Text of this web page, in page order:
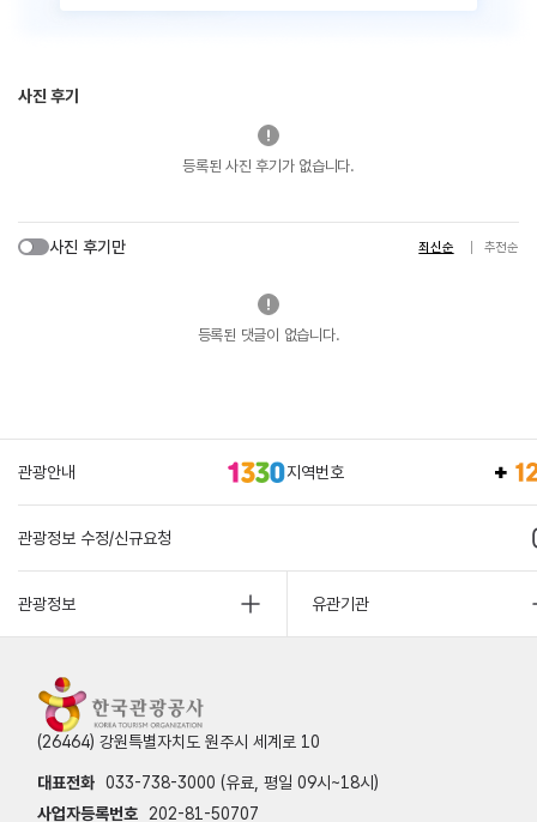
사진 후기
등록된 사진 후기가 없습니다.
사진 후기만 최신순 추천순
등록된 댓글이 없습니다.
관광안내 지역번호
관광정보 수정/신규요청
관광정보 유관기관
(26464) 강원특별자치도 원주시 세계로 10
대표전화 033-738-3000 (유료, 평일 09시~18시)
사업자등록번호
202-81-50707